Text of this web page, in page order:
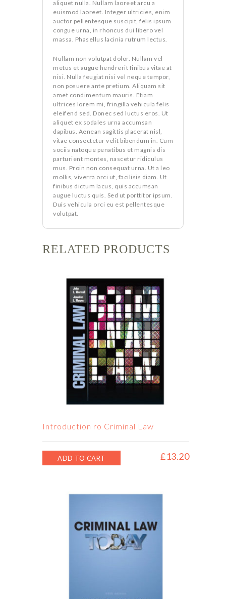
aliquet nulla. Nullam laoreet arcu a
euismod laoreet. Integer ultricies, enim
auctor pellentesque suscipit, felis ipsum
congue urna, in rhoncus dui libero vel
massa. Phasellus lacinia rutrum lectus.
Nullam non volutpat dolor. Nullam vel
metus et augue hendrerit finibus vitae at
nisi. Nulla feugiat nisi vel neque tempor,
non posuere ante pretium. Aliquam sit
amet condimentum mauris. Etiam
ultrices lorem mi, fringilla vehicula felis
eleifend sed. Donec sed luctus eros. Ut
aliquet ex sodales urna accumsan
dapibus. Aenean sagittis placerat nisl,
vitae consectetur velit bibendum in. Cum
sociis natoque penatibus et magnis dis
parturient montes, nascetur ridiculus
mus. Proin non consequat urna. Ut a leo
mollis, viverra orci ut, facilisis diam. Ut
finibus dictum lacus, quis accumsan
augue luctus quis. Sed ut porttitor ipsum.
Duis vehicula orci eu est pellentesque
volutpat.
RELATED PRODUCTS
Introduction ro Criminal Law
£13.20
ADD TO CART